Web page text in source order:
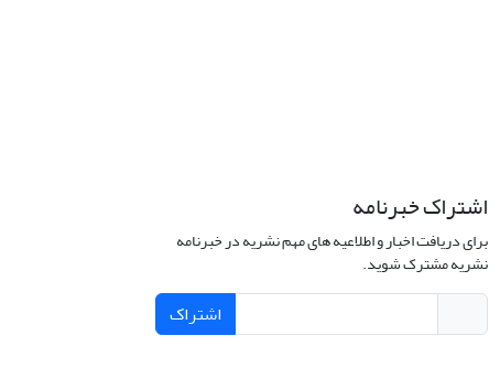
اشتراک خبرنامه
برای دریافت اخبار و اطلاعیه های مهم نشریه در خبرنامه
نشریه مشترک شوید.
اشتراک